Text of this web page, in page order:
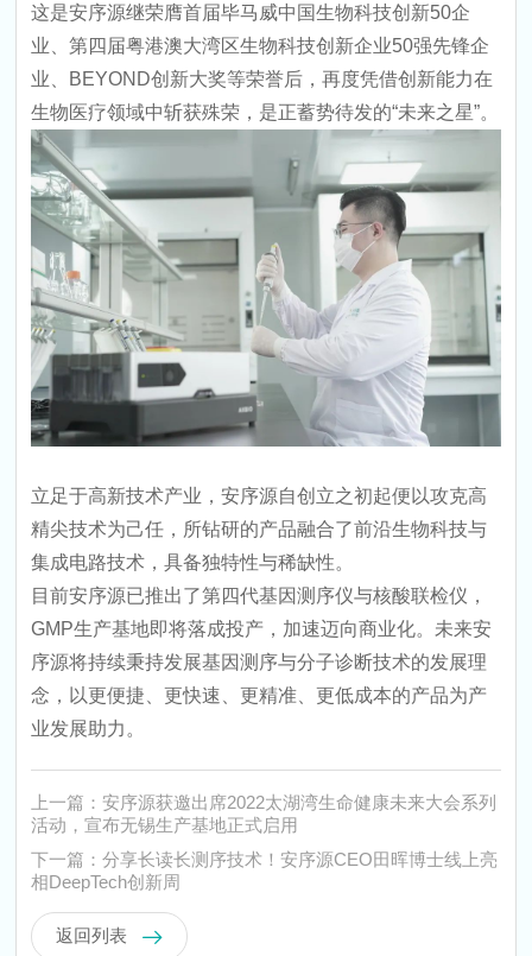
这是安序源继荣膺首届毕马威中国生物科技创新50企
业、第四届粤港澳大湾区生物科技创新企业50强先锋企
业、BEYOND创新大奖等荣誉后，再度凭借创新能力在
生物医疗领域中斩获殊荣，是正蓄势待发的“未来之星”。
立足于高新技术产业，安序源自创立之初起便以攻克高
精尖技术为己任，所钻研的产品融合了前沿生物科技与
集成电路技术，具备独特性与稀缺性。
目前安序源已推出了第四代基因测序仪与核酸联检仪，
GMP生产基地即将落成投产，加速迈向商业化。未来安
序源将持续秉持发展基因测序与分子诊断技术的发展理
念，以更便捷、更快速、更精准、更低成本的产品为产
业发展助力。
上一篇：安序源获邀出席2022太湖湾生命健康未来大会系列
活动，宣布无锡生产基地正式启用
下一篇：分享长读长测序技术！安序源CEO田晖博士线上亮
相DeepTech创新周
返回列表